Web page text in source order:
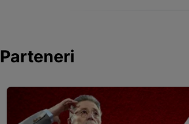
Parteneri